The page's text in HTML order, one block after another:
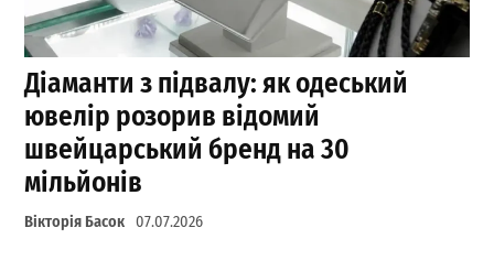
Діаманти з підвалу: як одеський
ювелір розорив відомий
швейцарський бренд на 30
мільйонів
Вікторія Басок 07.07.2026